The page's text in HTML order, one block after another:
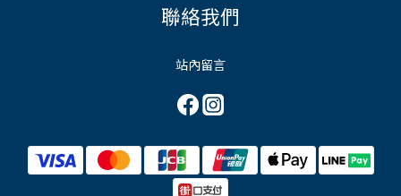
聯絡我們
站內留言